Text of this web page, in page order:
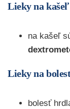
Lieky na kašeľ
na kašeľ
Lieky na
bolesť